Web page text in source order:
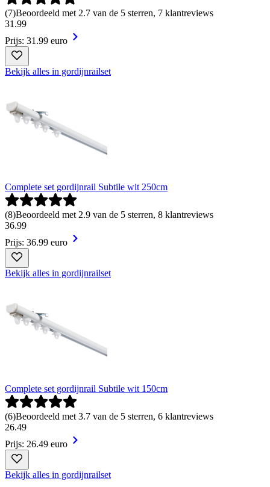
(7)Beoordeeld met 2.7 van de 5 sterren, 7 klantreviews
31 .99
Prijs: 31.99 euro
Bekijk alles in gordijnrailset
Complete set gordijnrail Subtile wit 250cm
(8)Beoordeeld met 2.9 van de 5 sterren, 8 klantreviews
36.99
Prijs: 36.99 euro
Bekijk alles in gordijnrailset
Complete set gordijnrail Subtile wit 150cm
(6)Beoordeeld met 3.7 van de 5 sterren, 6 klantreviews
26.49
Prijs: 26.49 euro
Bekijk alles in gordijnrailset